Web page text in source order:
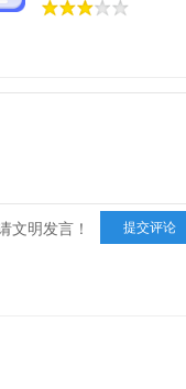
文明发言！